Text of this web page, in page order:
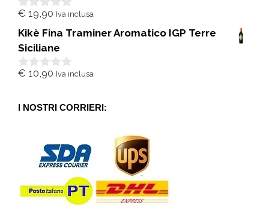
0
u
5
€ 19,90 Iva inclusa
Kikè Fina Traminer Aromatico IGP Terre
Siciliane
0
5
€ 10,90 Iva inclusa
I NOSTRI CORRIERI: